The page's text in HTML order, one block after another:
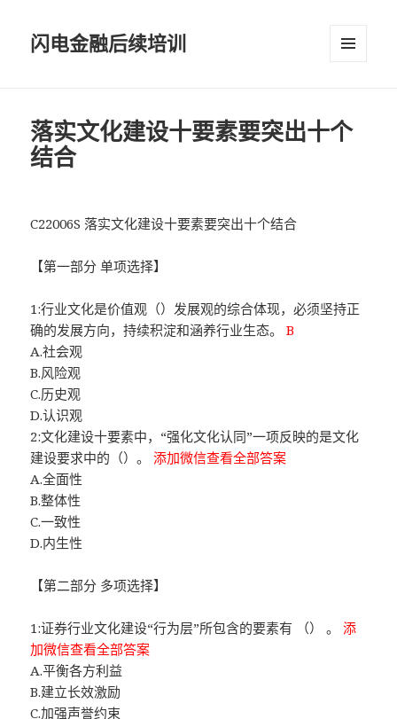
闪电金融后续培训
落实文化建设十要素要突出十个
结合
C22006S 落实文化建设十要素要突出十个结合
【第一部分 单项选择】
1:行业文化是价值观（）发展观的综合体现，必须坚持正
确的发展方向，持续积淀和涵养行业生态。B
A.社会观
B.风险观
C.历史观
D.认识观
2:文化建设十要素中，“强化文化认同”一项反映的是文化
建设要求中的（）。添加微信查看全部答案
A.全面性
B.整体性
C.一致性
D.内生性
【第二部分 多项选择】
1:证券行业文化建设“行为层”所包含的要素有 （） 。添
加微信查看全部答案
A.平衡各方利益
B.建立长效激励
C.加强声誉约束